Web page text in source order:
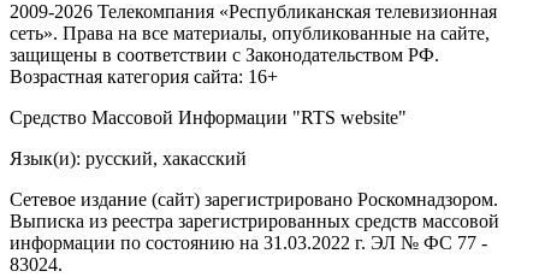
2009-2026 Телекомпания «Республиканская телевизионная
сеть». Права на все материалы, опубликованные на сайте,
защищены в соответствии с Законодательством РФ.
Возрастная категория сайта: 16+
Средство Массовой Информации "RTS website"
Язык(и): русский, хакасский
Сетевое издание (сайт) зарегистрировано Роскомнадзором.
Выписка из реестра зарегистрированных средств массовой
информации по состоянию на 31.03.2022 г. ЭЛ № ФС 77 -
83024.